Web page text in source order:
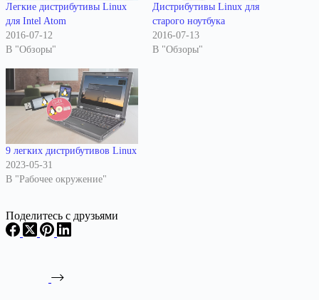
Легкие дистрибутивы Linux
для Intel Atom
2016-07-12
В "Обзоры"
Дистрибутивы Linux для
старого ноутбука
2016-07-13
В "Обзоры"
9 легких дистрибутивов Linux
2023-05-31
В "Рабочее окружение"
Поделитесь с друзьями